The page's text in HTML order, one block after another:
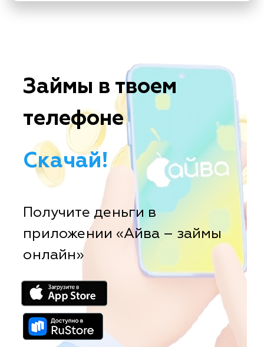
Займы в твоем
телефоне
Скачай!
Получите деньги в
приложении «Айва – займы
онлайн»